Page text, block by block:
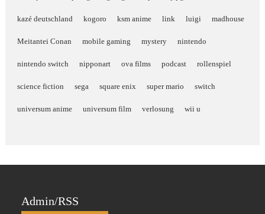
kazé deutschland kogoro ksm anime link luigi madhouse
Meitantei Conan mobile gaming mystery nintendo
nintendo switch nipponart ova films podcast rollenspiel
science fiction sega square enix super mario switch
universum anime universum film verlosung wii u
Admin/RSS